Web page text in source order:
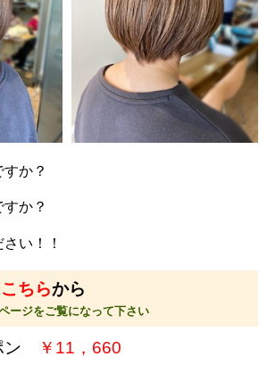
か？
か？
い！！
こちらから
ージをご覧になって下さい
ン ￥11，660